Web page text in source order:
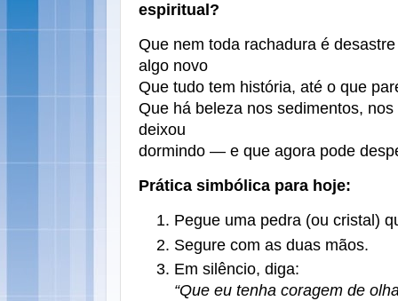
espiritual?
Que nem toda rachadura é
algo novo
Que tudo tem história, até o que
Que há beleza nos sedimentos,
deixou
dormindo — e que agora pode
Prática simbólica para hoje:
Pegue uma pedra (ou cristal)
Segure com as duas mãos.
Em silêncio, diga:
“Que eu tenha coragem de